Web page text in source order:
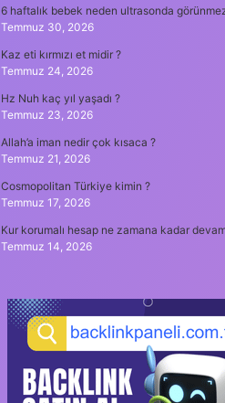
6 haftalık bebek neden ultrasonda
Temmuz 30, 2026
Kaz eti kırmızı et midir ?
Temmuz 24, 2026
Hz Nuh kaç yıl yaşadı ?
Temmuz 23, 2026
Allah’a iman nedir çok kısaca ?
Temmuz 21, 2026
Cosmopolitan Türkiye kimin ?
Temmuz 17, 2026
Kur korumalı hesap ne zamana kadar
Temmuz 14, 2026